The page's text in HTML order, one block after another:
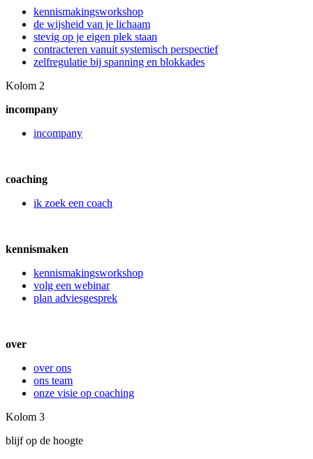
kennismakingsworkshop
de wijsheid van je lichaam
stevig op je eigen plek staan
contracteren vanuit systemisch perspectief
zelfregulatie bij spanning en blokkades
Kolom 2
incompany
incompany
coaching
ik zoek een coach
kennismaken
kennismakingsworkshop
volg een webinar
plan adviesgesprek
over
over ons
ons team
onze visie op coaching
Kolom 3
blijf op de hoogte